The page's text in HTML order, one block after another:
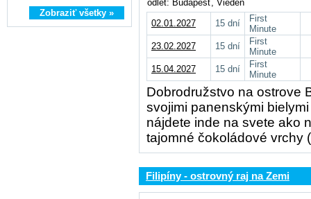
Zobraziť všetky »
odlet: Budapešť, Viedeň
02.01.2027
15 dní
First
Minute
23.02.2027
15 dní
First
Minute
15.04.2027
15 dní
First
Minute
Dobrodružstvo na ostrove
svojimi panenskými
nájdete inde na svete ako
tajomné čokoládové vrchy
Filipíny - ostrovný raj na Zemi